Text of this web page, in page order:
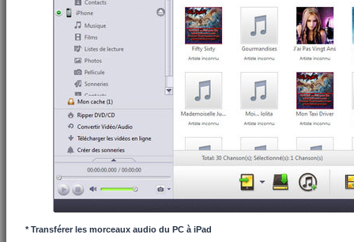
* Transférer les morceaux audio du PC à iPad